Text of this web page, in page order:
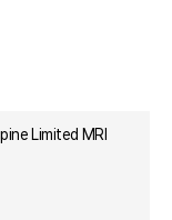
Limited MRI